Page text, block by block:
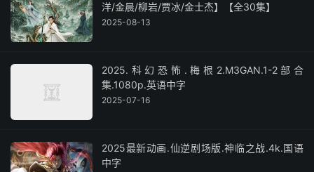
洋/金晨/柳岩/贾冰/金士杰】【全30集】
2025-08-13
2025.科幻恐怖.梅根2.M3GAN.1-2部合
集.1080p.英语中字
2025-07-16
2025最新动画.仙逆剧场版.神临之战.4k.国语
中字